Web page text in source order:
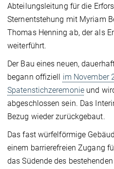
Abteilungsleitung für die
Sternentstehung mit Myriam
Thomas Henning ab, der als
weiterführt.
Der Bau eines neuen,
begann offiziell im November
Spatenstichzeremonie und
abgeschlossen sein. Das
Bezug wieder zurückgebaut.
Das fast würfelförmige
einem barrierefreien Zugang
das Südende des